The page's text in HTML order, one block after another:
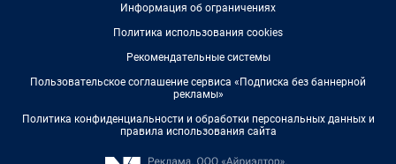
Информация об ограничениях
Политика использования cookies
Рекомендательные системы
Пользовательское соглашение сервиса «Подписка без баннерной
рекламы»
Политика конфиденциальности и обработки персональных данных и
правила использования сайта